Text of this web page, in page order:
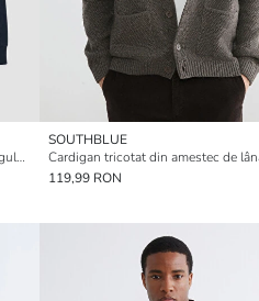
Hanorac cu fermoar pentru bărbați cu guler înalt
SOUTHBLUE
119,99 RON